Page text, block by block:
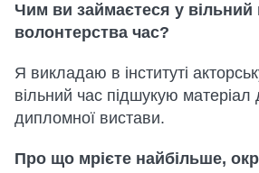
Чим ви займаєтеся у вільний
волонтерства час?
Я викладаю в інституті
вільний час підшукую матеріал
дипломної вистави.
Про що мрієте найбільше,